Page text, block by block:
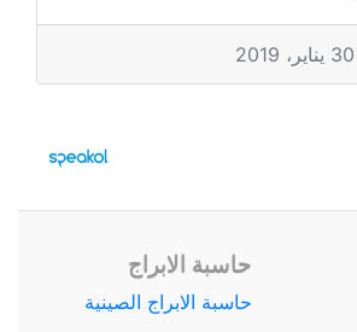
حاسبة الابراج
حاسبة الابراج الصينية